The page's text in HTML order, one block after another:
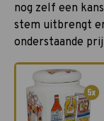
nog zelf een
stem uitbrengt
onderstaande